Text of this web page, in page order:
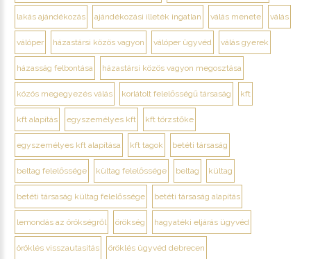
lakás ajándékozás ajándékozási illeték ingatlan válás menete válás
válóper házastársi közös vagyon válóper ügyvéd válás gyerek
házasság felbontása házastársi közös vagyon megosztása
közös megegyezés válás korlátolt felelősségű társaság kft
kft alapítás egyszemélyes kft kft törzstőke
egyszemélyes kft alapítása kft tagok betéti társaság
beltag felelőssége kültag felelőssége beltag kültag
betéti társaság kültag felelőssége betéti társaság alapítás
lemondás az örökségről örökség hagyatéki eljárás ügyvéd
öröklés visszautasítás öröklés ügyvéd debrecen